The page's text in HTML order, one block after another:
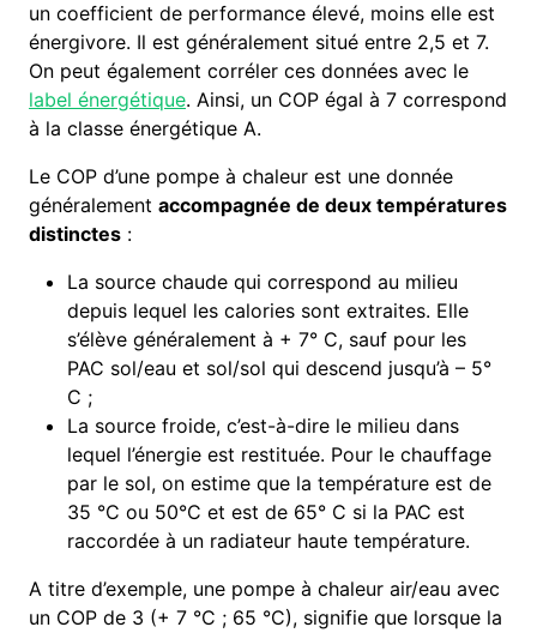
un coefficient de performance élevé, moins elle est
énergivore. Il est généralement situé entre 2,5 et 7.
On peut également corréler ces données avec le
label énergétique. Ainsi, un COP égal à 7 correspond
à la classe énergétique A.
Le COP d’une pompe à chaleur est une donnée
généralementaccompagnée de deux températures
distinctes :
La source chaude qui correspond au milieu
depuis lequel les calories sont extraites. Elle
s’élève généralement à + 7° C, sauf pour les
PAC sol/eau et sol/sol qui descend jusqu’à – 5°
C ;
La source froide, c’est-à-dire le milieu dans
lequel l’énergie est restituée. Pour le chauffage
par le sol, on estime que la température est de
35 °C ou 50°C et est de 65° C si la PAC est
raccordée à un radiateur haute température.
A titre d’exemple, une pompe à chaleur air/eau avec
un COP de 3 (+ 7 °C ; 65 °C), signifie que lorsque la